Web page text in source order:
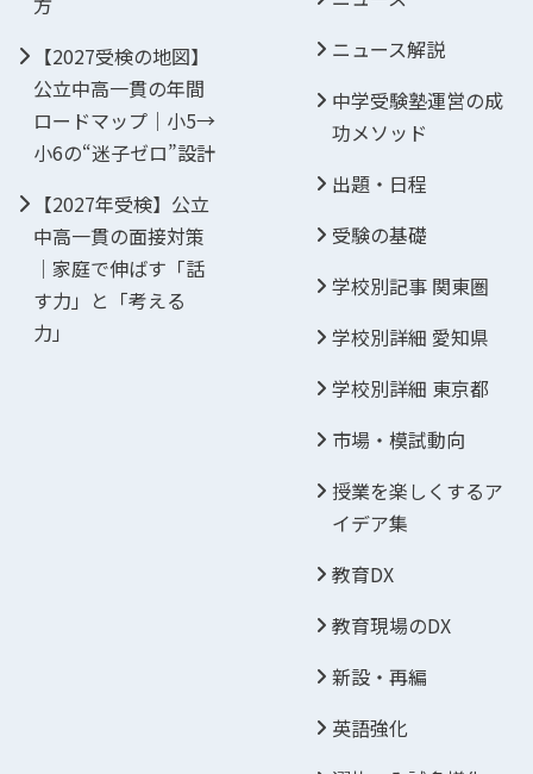
【2027受検の地図】
公立中高一貫の年間
ロードマップ｜小5→
小6の“迷子ゼロ”設計
【2027年受検】公立
中高一貫の面接対策
｜家庭で伸ばす「話
す力」と「考える
力」
ニュース解説
中学受験塾運営の成
功メソッド
出題・日程
受験の基礎
学校別記事 関東圏
学校別詳細 愛知県
学校別詳細 東京都
市場・模試動向
授業を楽しくするア
イデア集
教育DX
教育現場のDX
新設・再編
英語強化